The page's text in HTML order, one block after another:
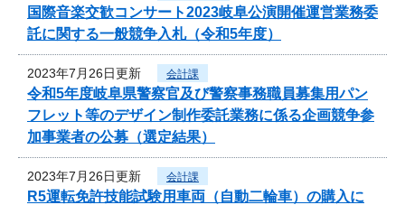
国際音楽交歓コンサート2023岐阜公演開催運営業務委
託に関する一般競争入札（令和5年度）
2023年7月26日更新 会計課
令和5年度岐阜県警察官及び警察事務職員募集用パン
フレット等のデザイン制作委託業務に係る企画競争参
加事業者の公募（選定結果）
2023年7月26日更新 会計課
R5運転免許技能試験用車両（自動二輪車）の購入に